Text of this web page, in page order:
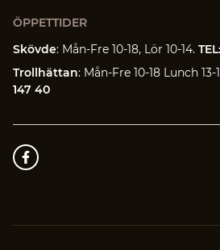
ÖPPETTIDER
Skövde: Mån-Fre 10-18, Lör 10-14.
Trollhättan: Mån-Fre 10-18 Lunch 13-
147 40